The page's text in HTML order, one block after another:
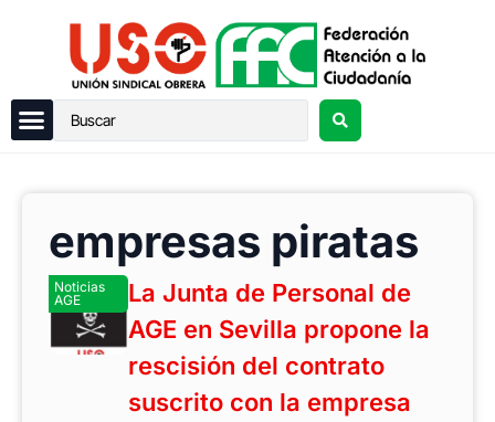
empresas piratas
Noticias
AGE
La Junta de Personal de
AGE en Sevilla propone la
rescisión del contrato
suscrito con la empresa